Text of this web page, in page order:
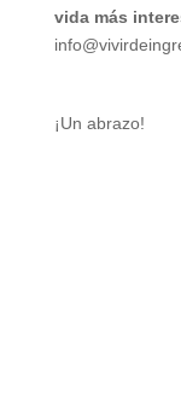
vida más
¡Un abrazo!